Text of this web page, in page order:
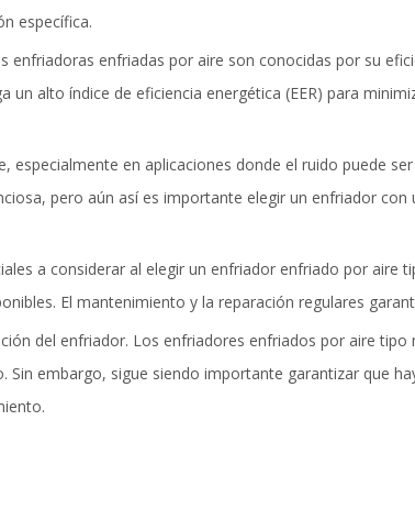
específica.
enfriadas por aire son conocidas por su
alto índice de eficiencia energética (EER) para
en aplicaciones donde el ruido puede
pero aún así es importante elegir un enfriador
a considerar al elegir un enfriador enfriado por aire
El mantenimiento y la reparación regulares
del enfriador. Los enfriadores enfriados por aire
embargo, sigue siendo importante garantizar que